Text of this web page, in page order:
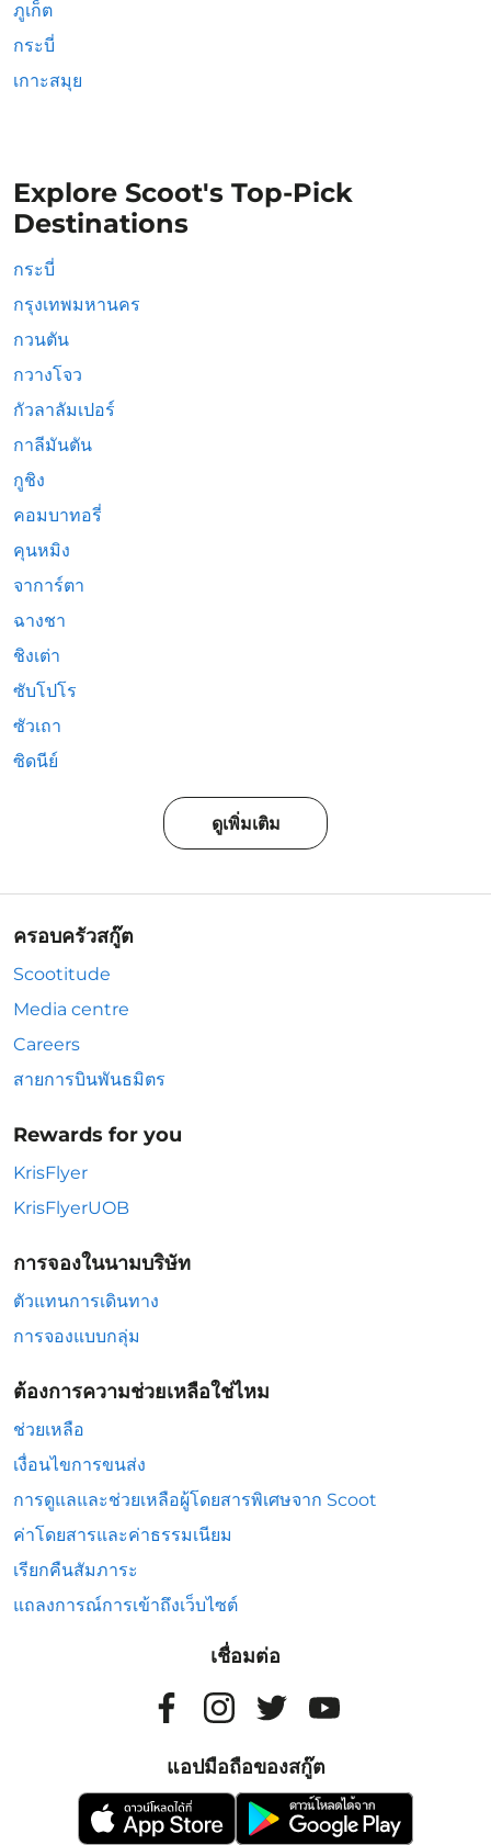
ภูเก็ต
กระบี่
เกาะสมุย
Explore Scoot's Top-Pick
Destinations
กระบี่
กรุงเทพมหานคร
กวนตัน
กวางโจว
กัวลาลัมเปอร์
กาลีมันตัน
กูชิง
คอมบาทอรี่
คุนหมิง
จาการ์ตา
ฉางชา
ชิงเต่า
ซับโปโร
ซัวเถา
ซิดนีย์
ดูเพิ่มเติม
ครอบครัวสกู๊ต
Scootitude
Media centre
Careers
สายการบินพันธมิตร
Rewards for you
KrisFlyer
KrisFlyerUOB
การจองในนามบริษัท
ตัวแทนการเดินทาง
การจองแบบกลุ่ม
ต้องการความช่วยเหลือใช่ไหม
ช่วยเหลือ
เงื่อนไขการขนส่ง
การดูแลและช่วยเหลือผู้โดยสารพิเศษจาก Scoot
ค่าโดยสารและค่าธรรมเนียม
เรียกคืนสัมภาระ
แถลงการณ์การเข้าถึงเว็บไซต์
เชื่อมต่อ
แอปมือถือของสกู๊ต